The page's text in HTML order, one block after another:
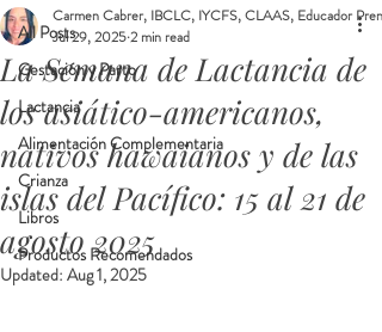
All Posts
Gestación y Parto
Lactancia
Alimentación Complementaria
Crianza
Libros
Productos Recomendados
La Semana de Lactancia de
los asiático-americanos,
nativos hawaianos y de las
islas del Pacífico: 15 al 21 de
agosto 2025
Carmen Cabrer, IBCLC, IYCFS, CLAAS, Educador
Jul 29, 20252 min read
Updated: Aug 1, 2025